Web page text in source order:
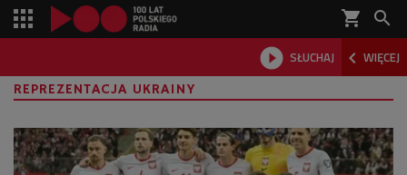
shopping_cart 
 SŁUCHAJ  WIĘCEJ

REPREZENTACJA UKRAINY